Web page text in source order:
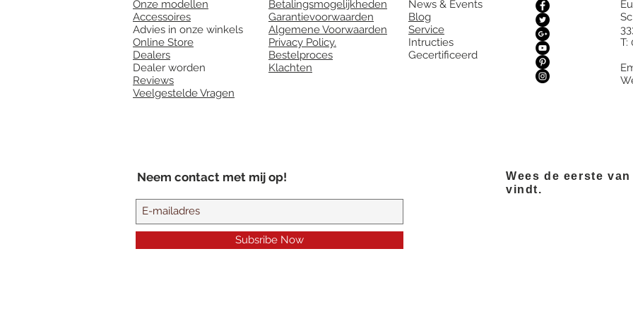
Onze modellen
Accessoires
Advies in onze winkels
Online Store
Dealers
Dealer worden
Reviews
Veelgestelde Vragen
Betalingsmogelijkheden
Garantievoorwaarden
Algemene Voorwaarden
Privacy Policy.
Bestelproces
Klachten
News & Events
Blog
Service
​Intructies
Gecertificeerd
T:
Neem contact met mij op!
Subsribe Now
Wees de eerste
vindt.